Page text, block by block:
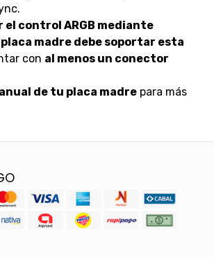
el control ARGB mediante
placa madre debe soportar esta
con al menos un conector
de tu placa madrepara más